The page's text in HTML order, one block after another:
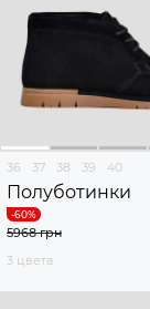
36 37 38 39 40
Полуботинки
5968 грн
3 цвета